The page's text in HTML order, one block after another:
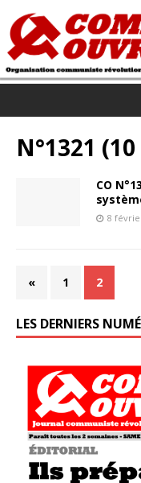
N°1321
CO
8
« 1 2
LES DERNIERS